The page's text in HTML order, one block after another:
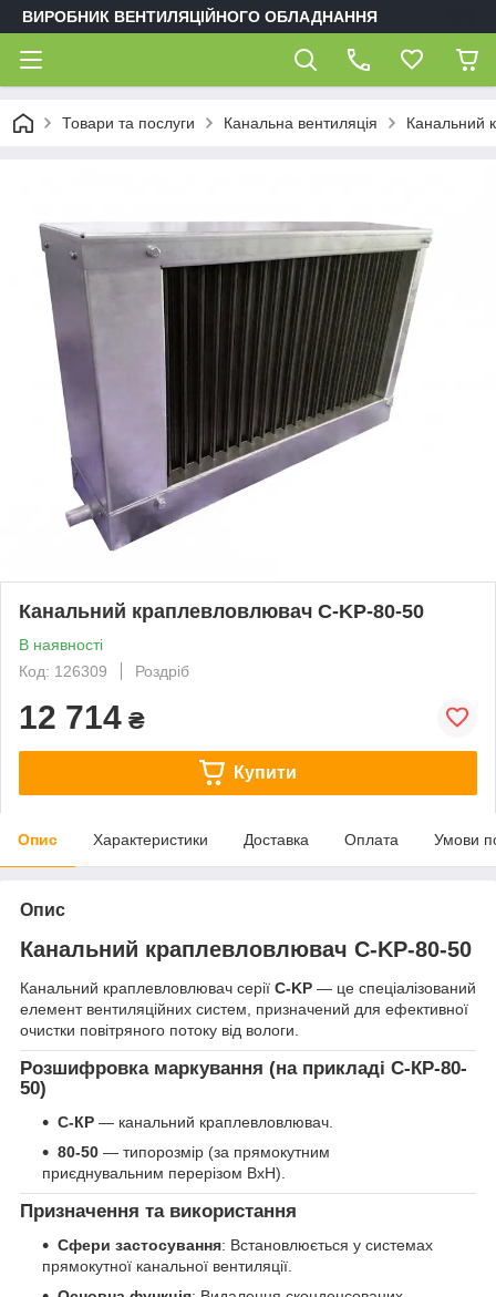
ВИРОБНИК ВЕНТИЛЯЦІЙНОГО ОБЛАДНАННЯ
Товари та послуги Канальна вентиляція Канальний
Канальний краплевловлювач C-KP-80-50
В наявності
Код: 126309
Роздріб
12 714 ₴
Купити
Опис Характеристики Доставка Оплата Умови
Опис
Канальний краплевловлювач C-KP-80-50
Канальний краплевловлювач серії C-KP — це спеціалізований
елемент вентиляційних систем, призначений для ефективної
очистки повітряного потоку від вологи.
Розшифровка маркування (на прикладі С-КР-80-
50)
С-КР — канальний краплевловлювач.
80-50 — типорозмір (за прямокутним
приєднувальним перерізом BxH).
Призначення та використання
Сфери застосування: Встановлюється у системах
прямокутної канальної вентиляції.